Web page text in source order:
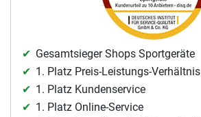
Gesamtsieger Shops Sportgeräte
1. Platz Preis-Leistungs-Verhältnis
1. Platz Kundenservice
1. Platz Online-Service